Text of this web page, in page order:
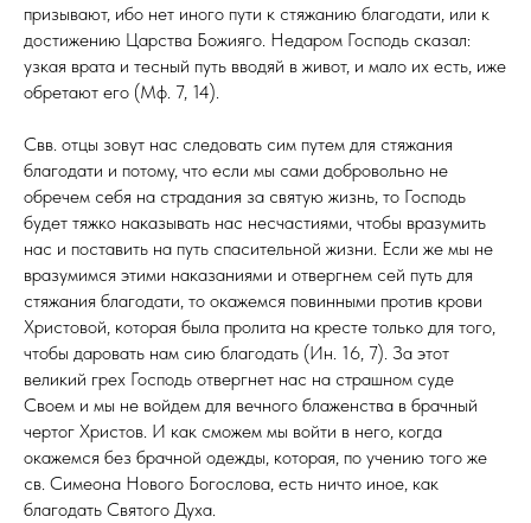
призывают, ибо нет иного пути к стяжанию благодати, или к
достижению Царства Божияго. Недаром Господь сказал:
узкая врата и тесный путь вводяй в живот, и мало их есть, иже
обретают его (Мф. 7, 14).
Свв. отцы зовут нас следовать сим путем для стяжания
благодати и потому, что если мы сами добровольно не
обречем себя на страдания за святую жизнь, то Господь
будет тяжко наказывать нас несчастиями, чтобы вразумить
нас и поставить на путь спасительной жизни. Если же мы не
вразумимся этими наказаниями и отвергнем сей путь для
стяжания благодати, то окажемся повинными против крови
Христовой, которая была пролита на кресте только для того,
чтобы даровать нам сию благодать (Ин. 16, 7). За этот
великий грех Господь отвергнет нас на страшном суде
Своем и мы не войдем для вечного блаженства в брачный
чертог Христов. И как сможем мы войти в него, когда
окажемся без брачной одежды, которая, по учению того же
св. Симеона Нового Богослова, есть ничто иное, как
благодать Святого Духа.